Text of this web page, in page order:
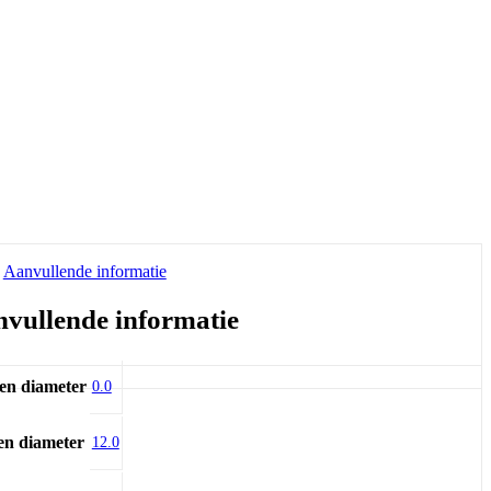
Aanvullende informatie
informatie
diameter 0.0
diameter 12.0